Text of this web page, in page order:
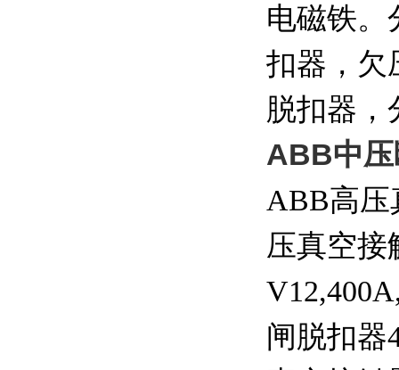
电磁铁。
扣器，欠
脱扣器，
ABB中压
ABB高压
压真空接
闸脱扣器